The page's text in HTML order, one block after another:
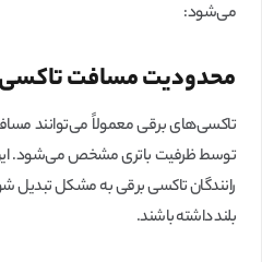
می‌شود:
محدودیت مسافت
تاکسی‌های برقی معمولاً می‌توانند
توسط ظرفیت باتری مشخص می‌شود.
رانندگان تاکسی برقی به مشکل تبدیل
بلند داشته باشند.